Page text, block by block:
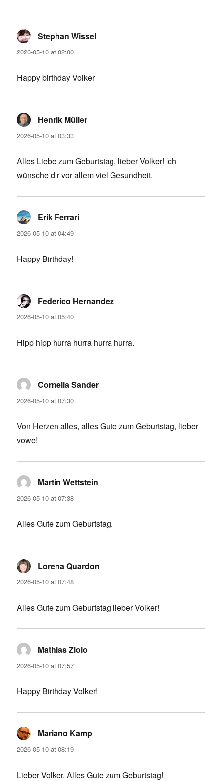
Stephan Wissel
2026-05-10 at 02:00
Happy birthday Volker
Henrik Müller
2026-05-10 at 03:33
Alles Liebe zum Geburtstag, lieber Volker! Ich
wünsche dir vor allem viel Gesundheit.
Erik Ferrari
2026-05-10 at 04:49
Happy Birthday!
Federico Hernandez
2026-05-10 at 05:40
Hipp hipp hurra hurra hurra hurra.
Cornelia Sander
2026-05-10 at 07:30
Von Herzen alles, alles Gute zum Geburtstag, lieber
vowe!
Martin Wettstein
2026-05-10 at 07:38
Alles Gute zum Geburtstag.
Lorena Quardon
2026-05-10 at 07:48
Alles Gute zum Geburtstag lieber Volker!
Mathias Ziolo
2026-05-10 at 07:57
Happy Birthday Volker!
Mariano Kamp
2026-05-10 at 08:19
Lieber Volker. Alles Gute zum Geburtstag!